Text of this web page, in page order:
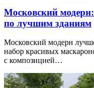
Московский
по лучшим зданиям
Московский модерн
набор красивых
с композицией…